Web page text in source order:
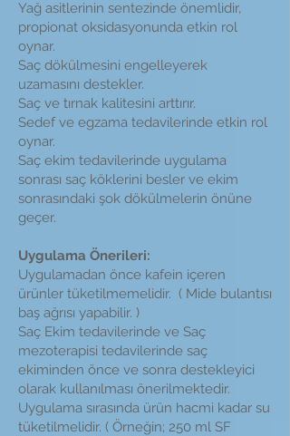
Yağ asitlerinin sentezinde önemlidir,
propionat oksidasyonunda etkin rol
oynar.
Saç dökülmesini engelleyerek
uzamasını destekler.
Saç ve tırnak kalitesini arttırır.
Sedef ve egzama tedavilerinde etkin rol
oynar.
Saç ekim tedavilerinde uygulama
sonrası saç köklerini besler ve ekim
sonrasındaki şok dökülmelerin önüne
geçer.
Uygulama Önerileri:
Uygulamadan önce kafein içeren
ürünler tüketilmemelidir. ( Mide bulantısı
baş ağrısı yapabilir. )
Saç Ekim tedavilerinde ve Saç
mezoterapisi tedavilerinde saç
ekiminden önce ve sonra destekleyici
olarak kullanılması önerilmektedir.
Uygulama sırasında ürün hacmi kadar su
tüketilmelidir. ( Örneğin; 250 ml SF